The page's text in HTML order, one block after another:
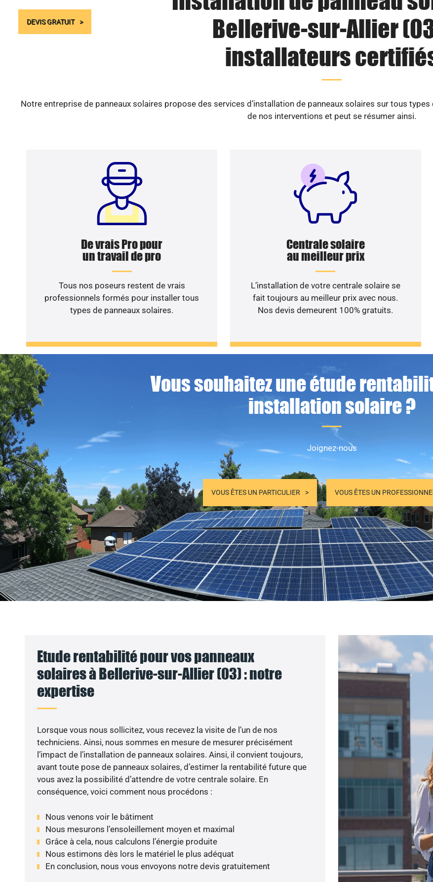
DEVIS GRATUIT
Bellerive-sur-Allier
installateurs
Notre entreprise de panneaux solaires propose des services d’installation de panneaux solaires sur tous
de nos interventions et peut se résumer ainsi.
De vrais Pro pour
un travail de pro
Tous nos poseurs restent de vrais
professionnels formés pour installer tous
types de panneaux solaires.
Centrale solaire
au meilleur prix
L’installation de votre centrale solaire se
fait toujours au meilleur prix avec nous.
Nos devis demeurent 100% gratuits.
Vous souhaitez une étude
installation solaire ?
Joignez-nous
VOUS ÊTES UN PARTICULIER VOUS ÊTES UN
Etude rentabilité pour vos panneaux
solaires à Bellerive-sur-Allier (03) : notre
expertise
Lorsque vous nous sollicitez, vous recevez la visite de l’un de nos
techniciens. Ainsi, nous sommes en mesure de mesurer précisément
l’impact de l’installation de panneaux solaires. Ainsi, il convient toujours,
avant toute pose de panneaux solaires, d’estimer la rentabilité future que
vous avez la possibilité d’attendre de votre centrale solaire. En
conséquence, voici comment nous procédons :
Nous venons voir le bâtiment
Nous mesurons l’ensoleillement moyen et maximal
Grâce à cela, nous calculons l’énergie produite
Nous estimons dès lors le matériel le plus adéquat
En conclusion, nous vous envoyons notre devis gratuitement